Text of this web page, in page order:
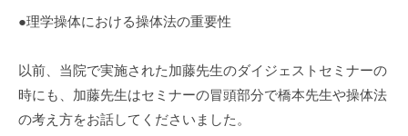
●理学操体における操体法の重要性
以前、当院で実施された加藤先生のダイジェストセミナーの
時にも、加藤先生はセミナーの冒頭部分で橋本先生や操体法
の考え方をお話してくださいました。